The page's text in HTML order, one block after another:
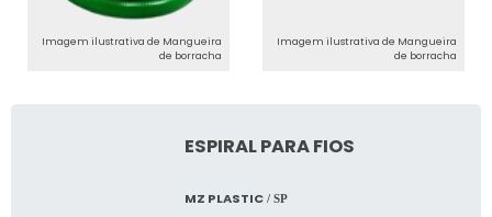
Imagem ilustrativa de Mangueira
de borracha
Imagem ilustrativa de Mangueira
de borracha
ESPIRAL PARA FIOS
MZ PLASTIC/ SP